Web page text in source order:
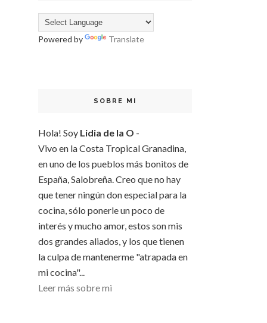
Powered by Translate
SOBRE MI
Hola! Soy Lidia de la O -
Vivo en la Costa Tropical Granadina,
en uno de los pueblos más bonitos de
España, Salobreña. Creo que no hay
que tener ningún don especial para la
cocina, sólo ponerle un poco de
interés y mucho amor, estos son mis
dos grandes aliados, y los que tienen
la culpa de mantenerme "atrapada en
mi cocina"...
Leer más sobre mi